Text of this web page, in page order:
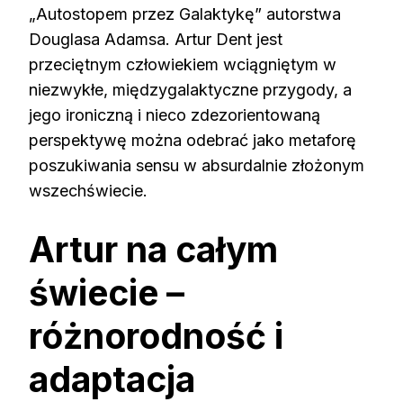
„Autostopem przez Galaktykę” autorstwa
Douglasa Adamsa. Artur Dent jest
przeciętnym człowiekiem wciągniętym w
niezwykłe, międzygalaktyczne przygody, a
jego ironiczną i nieco zdezorientowaną
perspektywę można odebrać jako metaforę
poszukiwania sensu w absurdalnie złożonym
wszechświecie.
Artur na całym
świecie –
różnorodność i
adaptacja